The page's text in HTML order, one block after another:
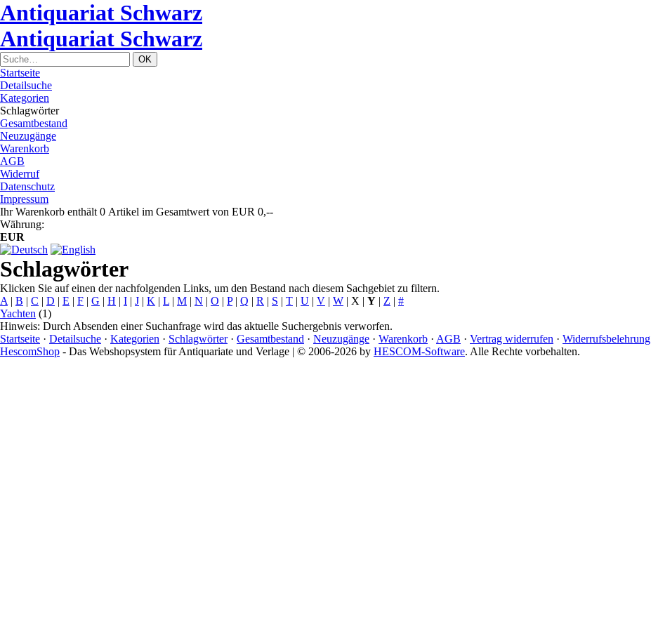
Antiquariat Schwarz
Antiquariat Schwarz
Startseite
Detailsuche
Kategorien
Schlagwörter
Gesamtbestand
Neuzugänge
Warenkorb
AGB
Widerruf
Datenschutz
Impressum
Ihr Warenkorb enthält 0 Artikel im Gesamtwert von EUR 0,--
Währung:
EUR
Schlagwörter
Klicken Sie auf einen der nachfolgenden Links, um den Bestand nach diesem Sachgebiet zu filtern.
A | B | C | D | E | F | G | H | I | J | K | L | M | N | O | P| Q | R | S | T | U | V | W | X | Y | Z | #
Yachten (1)
Hinweis: Durch Absenden einer Suchanfrage wird das aktuelle Suchergebnis verworfen.
Startseite · Detailsuche · Kategorien · Schlagwörter· Gesamtbestand · Neuzugänge · Warenkorb · AGB · Vertrag widerrufen · Widerrufsbelehrung
HescomShop - Das Webshopsystem für Antiquariate und Verlage | © 2006-2026 by HESCOM-Software. Alle Rechte vorbehalten.